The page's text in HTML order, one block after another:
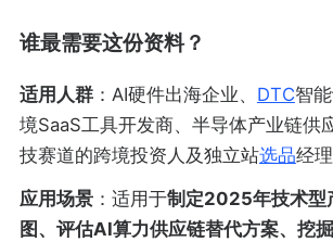
谁最需要这份资料？
适用人群：AI硬件出海企业、 DTC智
境SaaS工具开发商、半导体产业链供
技赛道的跨境投资人及独立站选品经理
应用场景：适用于制定2025年技术型
图、评估AI算力供应链替代方案、挖